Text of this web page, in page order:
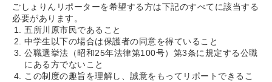
ごしょりんリポーターを希望する方は下記のすべてに該当する
必要があります。
五所川原市民であること
中学生以下の場合は保護者の同意を得ていること
公職選挙法（昭和25年法律第100号）第3条に規定する公職
にある方でないこと
この制度の趣旨を理解し、誠意をもってリポートできるこ